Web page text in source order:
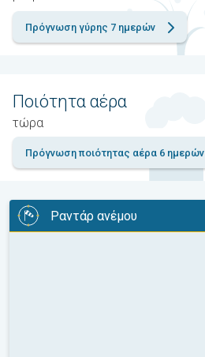
Πρόγνωση γύρης 7 ημερών
Ποιότητα αέρα
τώρα
Πρόγνωση ποιότητας αέρα 6 ημερών
Ραντάρ ανέμου